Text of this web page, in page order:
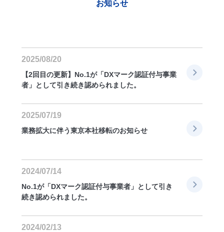
お知らせ
2025/08/20
【2回目の更新】No.1が「DXマーク認証付与事業
者」として引き続き認められました。
2025/07/19
業務拡大に伴う東京本社移転のお知らせ
2024/07/14
No.1が「DXマーク認証付与事業者」として引き
続き認められました。
2024/02/13